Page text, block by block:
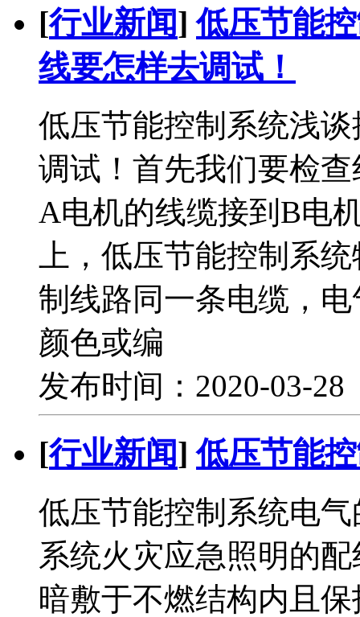
[行业新闻]低压节能
线要怎样去调试！
低压节能控制系统浅
调试！首先我们要检
A电机的线缆接到B电
上，低压节能控制系
制线路同一条电缆，
颜色或编
发布时间：2020-03-
[行业新闻]低压节能
低压节能控制系统电
系统火灾应急照明的
暗敷于不燃结构内且